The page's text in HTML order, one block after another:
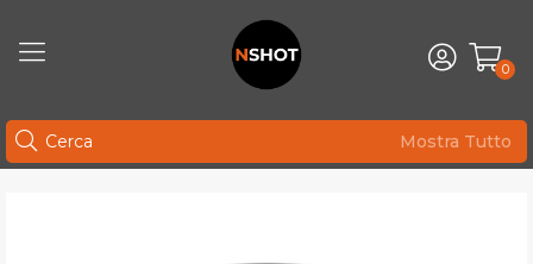
0
Mostra Tutto